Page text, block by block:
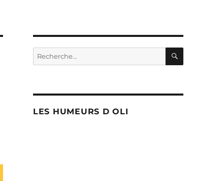
Recherche
pour :
LES HUMEURS D OLI